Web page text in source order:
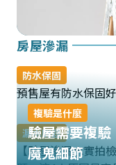
複驗是什麼
驗屋需要複
魔鬼細節
房屋滲漏
防水保固
預售屋有防水保固
漏水問題
【驗屋滲漏水實拍